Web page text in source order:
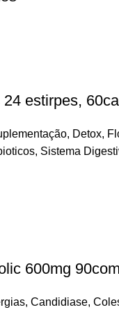
estirpes,
, Detox,
, Sistema
600mg
, Candidiase,